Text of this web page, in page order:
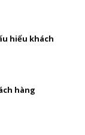
hiểu khách
hàng